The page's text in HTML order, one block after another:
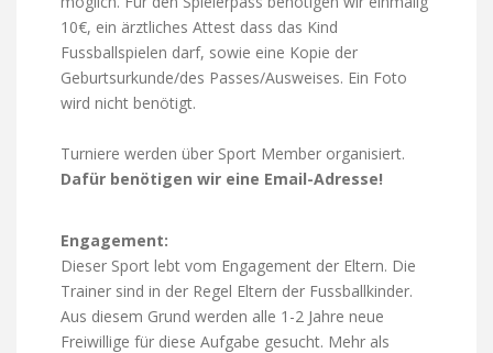
10€, ein ärztliches Attest dass das Kind
Fussballspielen darf, sowie eine Kopie der
Geburtsurkunde/des Passes/Ausweises. Ein Foto
wird nicht benötigt.
Turniere werden über Sport Member organisiert.
Dafür benötigen wir eine Email-Adresse!
Engagement:
Dieser Sport lebt vom Engagement der Eltern. Die
Trainer sind in der Regel Eltern der Fussballkinder.
Aus diesem Grund werden alle 1-2 Jahre neue
Freiwillige für diese Aufgabe gesucht. Mehr als